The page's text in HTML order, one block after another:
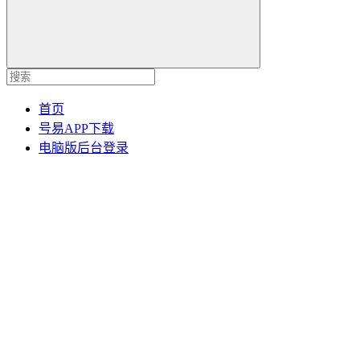
首页
号易APP下载
电脑版后台登录